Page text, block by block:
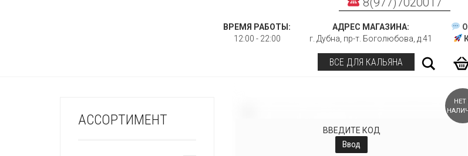
ВРЕМЯ РАБОТЫ:
12:00 - 22:00
АДРЕС МАГАЗИНА:
г. Дубна, пр-т. Боголюбова, д.41
ВСЕ ДЛЯ КАЛЬЯНА Поиск
НЕТ
ВВЕДИТЕ КОД
Ввод
АССОРТИМЕНТ